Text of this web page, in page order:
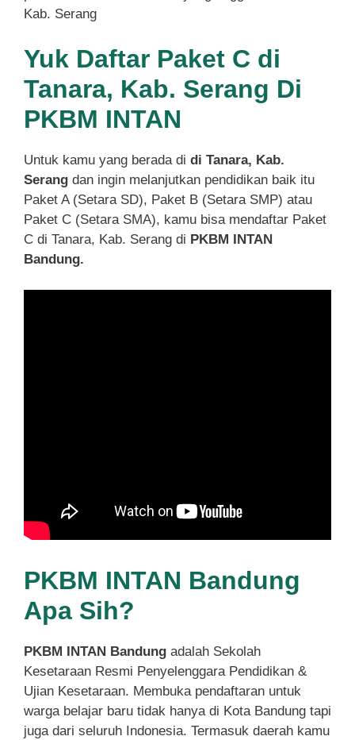
Kab. Serang
Yuk Daftar Paket C di
Tanara, Kab. Serang Di
PKBM INTAN
Untuk kamu yang berada di di Tanara, Kab.
Serang dan ingin melanjutkan pendidikan baik itu
Paket A (Setara SD), Paket B (Setara SMP) atau
Paket C (Setara SMA), kamu bisa mendaftar Paket
C di Tanara, Kab. Serang di PKBM INTAN
Bandung.
PKBM INTAN Bandung
Apa Sih?
PKBM INTAN Bandung adalah Sekolah
Kesetaraan Resmi Penyelenggara Pendidikan &
Ujian Kesetaraan. Membuka pendaftaran untuk
warga belajar baru tidak hanya di Kota Bandung tapi
juga dari seluruh Indonesia. Termasuk daerah kamu